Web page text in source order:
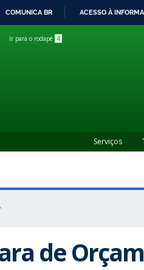
COMUNICA BR ACESSO À
Ir para o rodapé 4
Serviços
de